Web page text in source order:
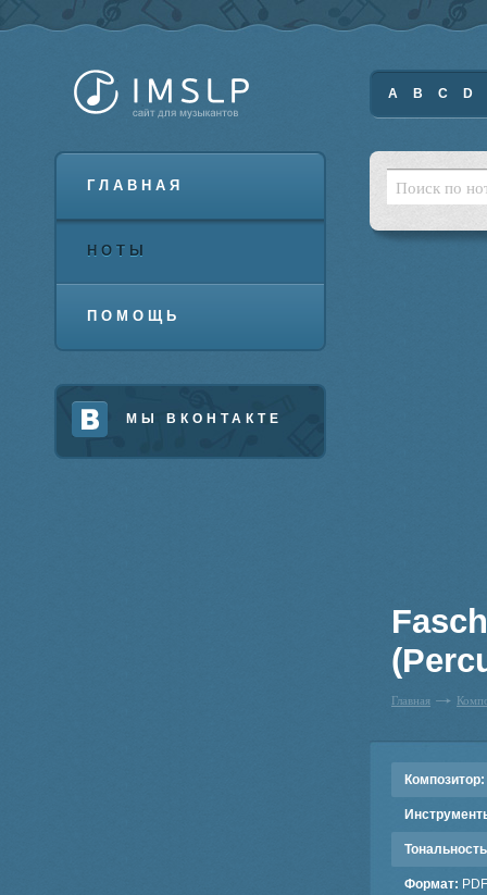
ГЛАВНАЯ
НОТЫ
ПОМОЩЬ
МЫ ВКОНТАКТЕ
A B C D
Главная
Композитор:
Формат: PDF